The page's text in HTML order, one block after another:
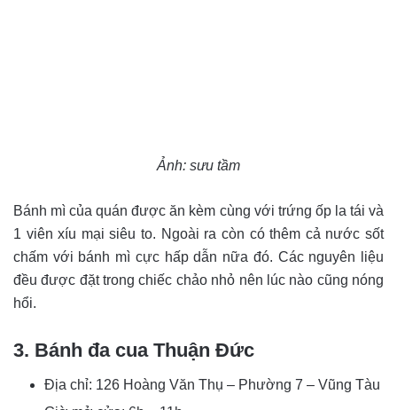
Ảnh: sưu tầm
Bánh mì của quán được ăn kèm cùng với trứng ốp la tái và
1 viên xíu mại siêu to. Ngoài ra còn có thêm cả nước sốt
chấm với bánh mì cực hấp dẫn nữa đó. Các nguyên liệu
đều được đặt trong chiếc chảo nhỏ nên lúc nào cũng nóng
hổi.
3. Bánh đa cua Thuận Đức
Địa chỉ: 126 Hoàng Văn Thụ – Phường 7 – Vũng Tàu